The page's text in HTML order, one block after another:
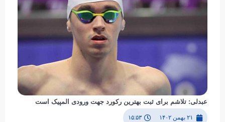
عبدلی: تلاشم برای ثبت بهترین رکورد جهت ورودی المپیک است
۲۱ بهمن ۱۴۰۲ ۱۵:۵۳